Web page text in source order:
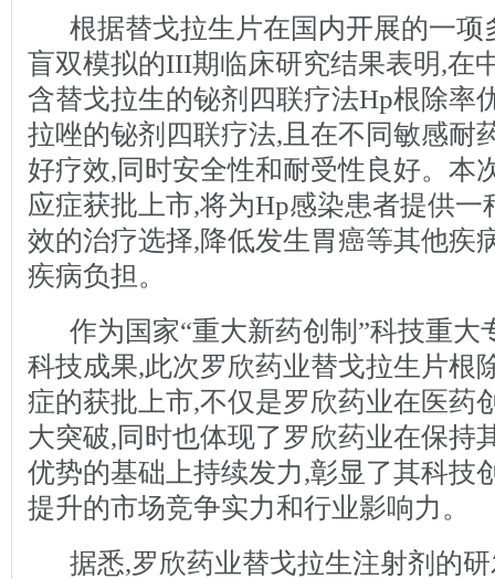
根据替戈拉生片在国内开展的一项
盲双模拟的III期临床研究结果表明,在
含替戈拉生的铋剂四联疗法Hp根除率
拉唑的铋剂四联疗法,且在不同敏感耐
好疗效,同时安全性和耐受性良好。本
应症获批上市,将为Hp感染患者提供一
效的治疗选择,降低发生胃癌等其他疾
疾病负担。
作为国家“重大新药创制”科技重大
科技成果,此次罗欣药业替戈拉生片根
症的获批上市,不仅是罗欣药业在医药
大突破,同时也体现了罗欣药业在保持
优势的基础上持续发力,彰显了其科技
提升的市场竞争实力和行业影响力。
据悉,罗欣药业替戈拉生注射剂的